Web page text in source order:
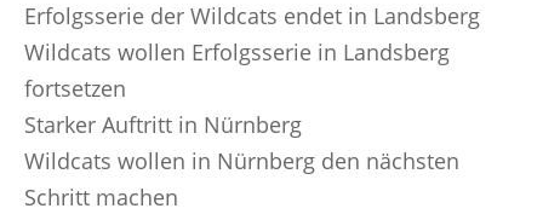
Erfolgsserie der Wildcats endet in Landsberg
Wildcats wollen Erfolgsserie in Landsberg
fortsetzen
Starker Auftritt in Nürnberg
Wildcats wollen in Nürnberg den nächsten
Schritt machen